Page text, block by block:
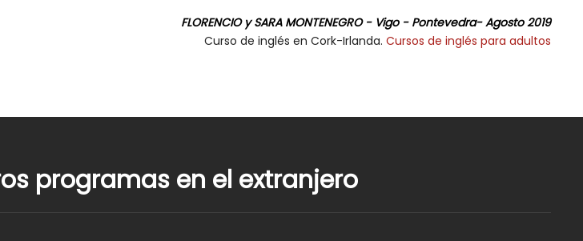
FLORENCIO y SARA MONTENEGRO - Vigo - Pontevedra- Agosto 2019
Curso de inglés en Cork-Irlanda. Cursos de inglés para adultos
programas en el extranjero